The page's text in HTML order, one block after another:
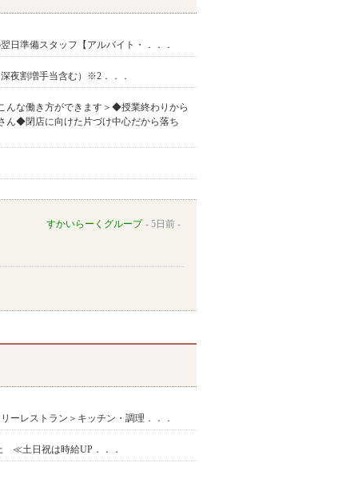
日準備スタッフ【アルバイト・．．．
夜割増手当含む）※2．．．
んな働き方ができます＞◆授業終わりから
ん◆閉店に向けた片づけ中心だから落ち
すかいらーくグループ 5日前
ーレストラン＞キッチン・調理．．．
≪土日祝は時給UP．．．